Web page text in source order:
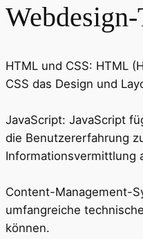
HTML und CSS: HTML
CSS das Design und
JavaScript: JavaScript
die Benutzererfahrung
Informationsvermittlung
Content-Management-
umfangreiche
können.